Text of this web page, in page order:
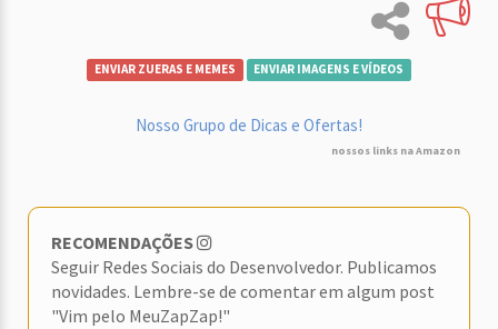
ENVIAR ZUERAS E MEMES ENVIAR IMAGENS E VÍDEOS
Nosso Grupo de Dicas e Ofertas!
nossos links na Amazon
RECOMENDAÇÕES
Seguir Redes Sociais do Desenvolvedor. Publicamos
novidades. Lembre-se de comentar em algum post
"Vim pelo MeuZapZap!"